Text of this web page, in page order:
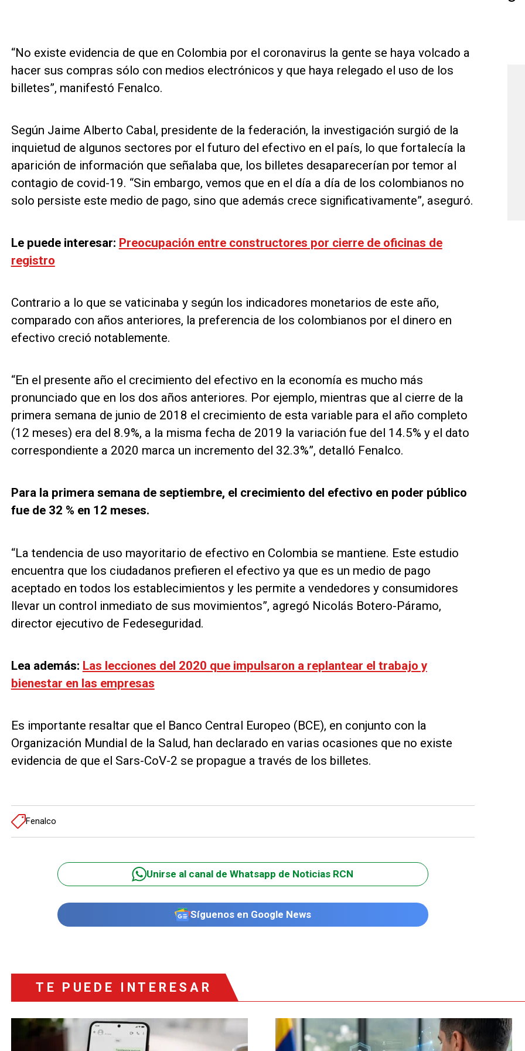
“No existe evidencia de que en Colombia por el coronavirus la gente se haya volcado a
hacer sus compras sólo con medios electrónicos y que haya relegado el uso de los
billetes”, manifestó Fenalco.
Según Jaime Alberto Cabal, presidente de la federación, la investigación surgió de la
inquietud de algunos sectores por el futuro del efectivo en el país, lo que fortalecía la
aparición de información que señalaba que, los billetes desaparecerían por temor al
contagio de covid-19. “Sin embargo, vemos que en el día a día de los colombianos no
solo persiste este medio de pago, sino que además crece significativamente”, aseguró.
Le puede interesar: Preocupación entre constructores por cierre de oficinas de
registro
Contrario a lo que se vaticinaba y según los indicadores monetarios de este año,
comparado con años anteriores, la preferencia de los colombianos por el dinero en
efectivo creció notablemente.
“En el presente año el crecimiento del efectivo en la economía es mucho más
pronunciado que en los dos años anteriores. Por ejemplo, mientras que al cierre de la
primera semana de junio de 2018 el crecimiento de esta variable para el año completo
(12 meses) era del 8.9%, a la misma fecha de 2019 la variación fue del 14.5% y el dato
correspondiente a 2020 marca un incremento del 32.3%”, detalló Fenalco.
Para la primera semana de septiembre, el crecimiento del efectivo en poder público
fue de 32 % en 12 meses.
“La tendencia de uso mayoritario de efectivo en Colombia se mantiene. Este estudio
encuentra que los ciudadanos prefieren el efectivo ya que es un medio de pago
aceptado en todos los establecimientos y les permite a vendedores y consumidores
llevar un control inmediato de sus movimientos”, agregó Nicolás Botero-Páramo,
director ejecutivo de Fedeseguridad.
Lea además: Las lecciones del 2020 que impulsaron a replantear el trabajo y
bienestar en las empresas
Es importante resaltar que el Banco Central Europeo (BCE), en conjunto con la
Organización Mundial de la Salud, han declarado en varias ocasiones que no existe
evidencia de que el Sars-CoV-2 se propague a través de los billetes.
Fenalco
Unirse al canal de Whatsapp de Noticias RCN
Síguenos en Google News
TE PUEDE INTERESAR